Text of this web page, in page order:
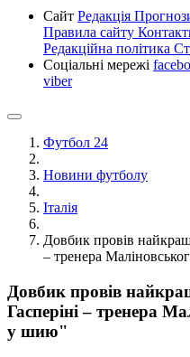
Сайт Редакція
Правила сайту
Редакційна політика
Соціальні мережі
viber
Футбол 24
Новини футболу
Італія
Довбик провів
– тренера
Довбик провів
Гасперіні – тренера
у шию"